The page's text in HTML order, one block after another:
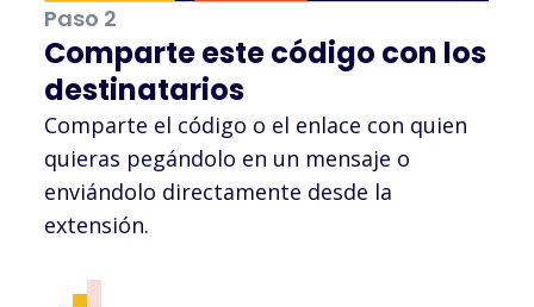
Paso 2
Comparte este código con los
destinatarios
Comparte el código o el enlace con quien
quieras pegándolo en un mensaje o
enviándolo directamente desde la
extensión.